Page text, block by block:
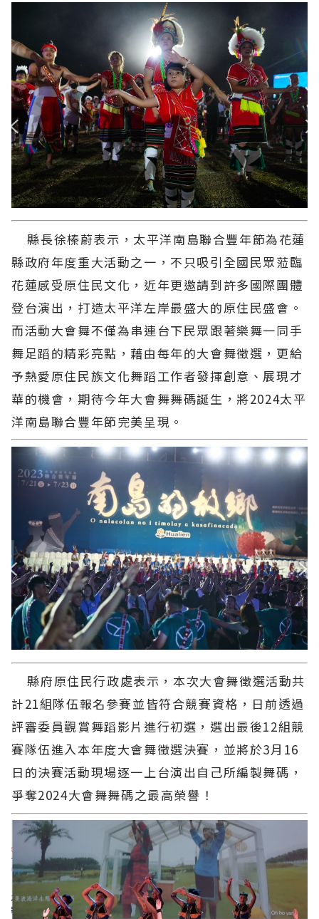
縣長徐榛蔚表示，太平洋南島聯合豐年節為花蓮
縣政府年度重大活動之一，不只吸引全國民眾蒞臨
花蓮感受原住民文化，近年更邀請到許多國際團體
登台演出，打造太平洋左岸最盛大的原住民盛會。
而活動大會舞不僅為串連台下民眾跟著樂舞一同手
舞足蹈的精彩亮點，藉由每年的大會舞徵選，更給
予熱愛原住民族文化舞蹈工作者發揮創意、展現才
華的機會，期待今年大會舞舞碼誕生，將2024太平
洋南島聯合豐年節完美呈現。
縣府原住民行政處表示，本次大會舞徵選活動共
計21組隊伍報名參賽並皆符合競賽資格，日前透過
評審委員觀賞舞蹈影片進行初選，選出最後12組競
賽隊伍進入本年度大會舞徵選決賽，並將於3月16
日的決賽活動現場逐一上台演出自己所編製舞碼，
爭奪2024大會舞舞碼之最高榮譽！